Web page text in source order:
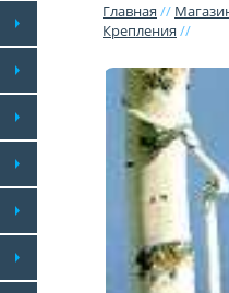
Главная //
Крепления //